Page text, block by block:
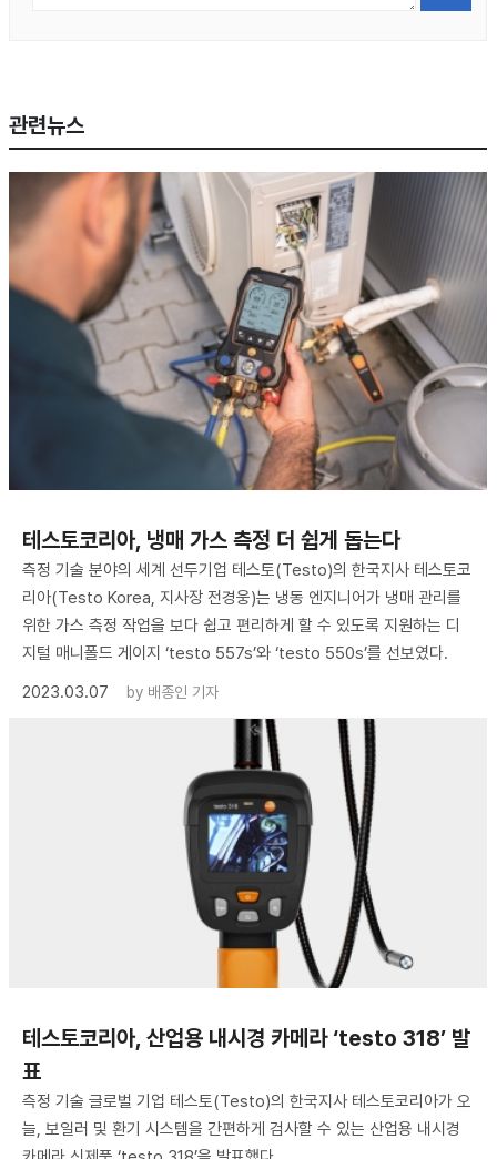
관련뉴스
테스토코리아, 냉매 가스 측정 더 쉽게 돕는다
측정 기술 분야의 세계 선두기업 테스토(Testo)의 한국지사 테스토코
리아(Testo Korea, 지사장 전경웅)는 냉동 엔지니어가 냉매 관리를
위한 가스 측정 작업을 보다 쉽고 편리하게 할 수 있도록 지원하는 디
지털 매니폴드 게이지 ‘testo 557s’와 ‘testo 550s’를 선보였다.
2023.03.07
by 배종인 기자
테스토코리아, 산업용 내시경 카메라 ‘testo 318’ 발
표
측정 기술 글로벌 기업 테스토(Testo)의 한국지사 테스토코리아가 오
늘, 보일러 및 환기 시스템을 간편하게 검사할 수 있는 산업용 내시경